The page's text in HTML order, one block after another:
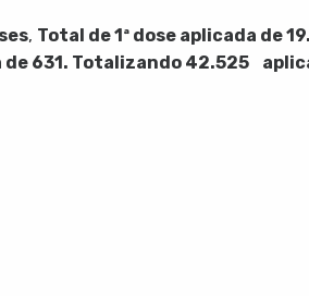
, Total de 1ª dose aplicada de
de 631 . Totalizando 42.525